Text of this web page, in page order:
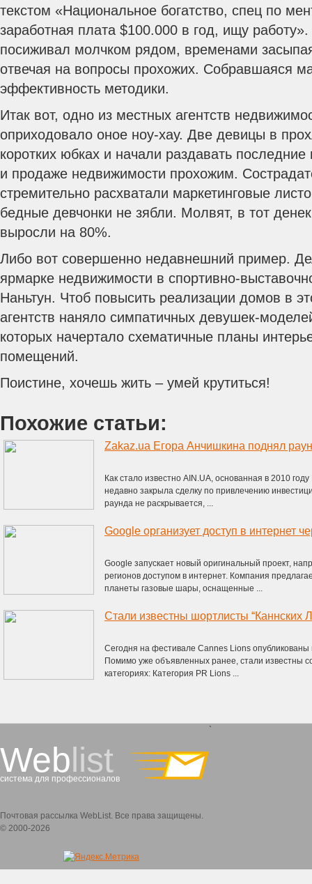
текстом «Национальное богатство, спец по
заработная плата $100.000 в год, ищу
посиживал молчком рядом, временами
отвечая на вопросы прохожих. Собравшаяся
эффективность методики.
Итак вот, одно из местных агентств
оприходовало оное ноу-хау. Две девицы в
коротких юбках и начали раздавать
и продаже недвижимости прохожим.
стремительно расхватали маркетинговые
бедные девчонки не зябли. Молвят, в тот
выросли на 80%.
Либо вот совершенно недавнешний пример.
ярмарке недвижимости в спортивно-
Наньтун. Чтоб повысить реализации домов в
агентств наняло симпатичных девушек-
которых начертало схематичные планы
помещений.
Поистине, хочешь жить – умей крутиться!
Похожие статьи:
Zakaz.ua Егора Анчишкина поднял
Как стало известно AIN.UA, основанная в 2010
недавно закрыла сделку по привлечению
раунда не раскрывается, ...
Google организует доступ в интернет
Google запускает новый оригинальный проект,
регионов доступом в интернет. Компания
планеты газовые шары, оснащенные ...
Стали известны шортлисты “Каннских
Сегодня на фестивале Cannes Lions
Помимо уже объявленных ранее, стали известны
категориях: Категория PR Lions ...
Weblist
система для профессионалов
`
Почтовая рассылка WebList. Все права защищены.
© 2000-2026